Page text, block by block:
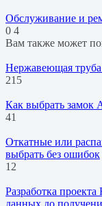
Обслуживание и
0 4
Вам также может
Нержавеющая
215
Как выбрать замок
41
Откатные или
выбрать без ошибок
12
Разработка
данных до